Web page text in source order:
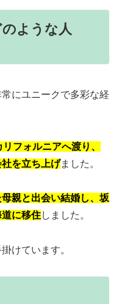
ような人
にユニークで多彩な経
フォルニアへ渡り、
を立ち上げました。
親と出会い結婚し、坂
に移住しました。
けています。